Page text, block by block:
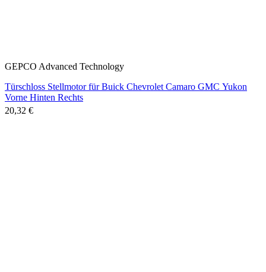
GEPCO Advanced Technology
Türschloss Stellmotor für Buick Chevrolet Camaro GMC Yukon
Vorne Hinten Rechts
20,32 €